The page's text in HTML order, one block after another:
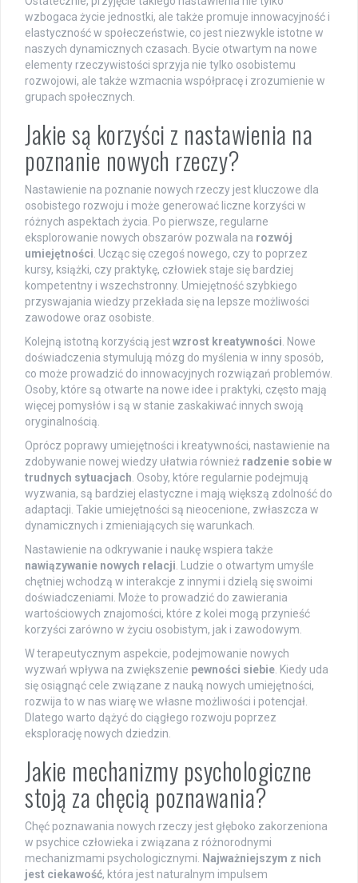
wzbogaca życie jednostki, ale także promuje innowacyjność i
elastyczność w społeczeństwie, co jest niezwykle istotne w
naszych dynamicznych czasach. Bycie otwartym na nowe
elementy rzeczywistości sprzyja nie tylko osobistemu
rozwojowi, ale także wzmacnia współpracę i zrozumienie w
grupach społecznych.
Jakie są korzyści z nastawienia na
poznanie nowych rzeczy?
Nastawienie na poznanie nowych rzeczy jest kluczowe dla
osobistego rozwoju i może generować liczne korzyści w
różnych aspektach życia. Po pierwsze, regularne
eksplorowanie nowych obszarów pozwala na rozwój
umiejętności. Ucząc się czegoś nowego, czy to poprzez
kursy, książki, czy praktykę, człowiek staje się bardziej
kompetentny i wszechstronny. Umiejętność szybkiego
przyswajania wiedzy przekłada się na lepsze możliwości
zawodowe oraz osobiste.
Kolejną istotną korzyścią jestwzrost kreatywności. Nowe
doświadczenia stymulują mózg do myślenia w inny sposób,
co może prowadzić do innowacyjnych rozwiązań problemów.
Osoby, które są otwarte na nowe idee i praktyki, często mają
więcej pomysłów i są w stanie zaskakiwać innych swoją
oryginalnością.
Oprócz poprawy umiejętności i kreatywności, nastawienie na
zdobywanie nowej wiedzy ułatwia również radzenie sobie w
trudnych sytuacjach. Osoby, które regularnie podejmują
wyzwania, są bardziej elastyczne i mają większą zdolność do
adaptacji. Takie umiejętności są nieocenione, zwłaszcza w
dynamicznych i zmieniających się warunkach.
Nastawienie na odkrywanie i naukę wspiera także
nawiązywanie nowych relacji. Ludzie o otwartym umyśle
chętniej wchodzą w interakcje z innymi i dzielą się swoimi
doświadczeniami. Może to prowadzić do zawierania
wartościowych znajomości, które z kolei mogą przynieść
korzyści zarówno w życiu osobistym, jak i zawodowym.
W terapeutycznym aspekcie, podejmowanie nowych
wyzwań wpływa na zwiększenie pewności siebie. Kiedy uda
się osiągnąć cele związane z nauką nowych umiejętności,
rozwija to w nas wiarę we własne możliwości i potencjał.
Dlatego warto dążyć do ciągłego rozwoju poprzez
eksplorację nowych dziedzin.
Jakie mechanizmy psychologiczne
stoją za chęcią poznawania?
Chęć poznawania nowych rzeczy jest głęboko zakorzeniona
w psychice człowieka i związana z różnorodnymi
mechanizmami psychologicznymi. Najważniejszym z nich
jest ciekawość, która jest naturalnym impulsem